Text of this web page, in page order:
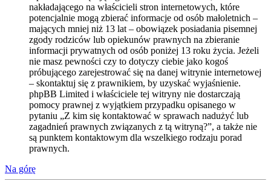
nakładającego na właścicieli stron internetowych, które
potencjalnie mogą zbierać informacje od osób małoletnich –
mających mniej niż 13 lat – obowiązek posiadania pisemnej
zgody rodziców lub opiekunów prawnych na zbieranie
informacji prywatnych od osób poniżej 13 roku życia. Jeżeli
nie masz pewności czy to dotyczy ciebie jako kogoś
próbującego zarejestrować się na danej witrynie internetowej
– skontaktuj się z prawnikiem, by uzyskać wyjaśnienie.
phpBB Limited i właściciele tej witryny nie dostarczają
pomocy prawnej z wyjątkiem przypadku opisanego w
pytaniu „Z kim się kontaktować w sprawach nadużyć lub
zagadnień prawnych związanych z tą witryną?”, a także nie
są punktem kontaktowym dla wszelkiego rodzaju porad
prawnych.
Na górę